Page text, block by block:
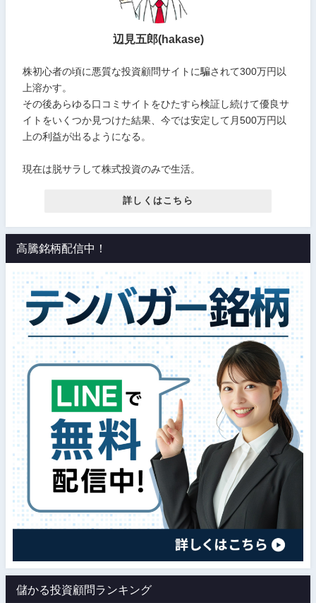
辺見五郎(hakase)
株初心者の頃に悪質な投資顧問サイトに騙されて300万円以
上溶かす。
その後あらゆる口コミサイトをひたすら検証し続けて優良サ
イトをいくつか見つけた結果、今では安定して月500万円以
上の利益が出るようになる。
現在は脱サラして株式投資のみで生活。
詳しくはこちら
高騰銘柄配信中！
儲かる投資顧問ランキング